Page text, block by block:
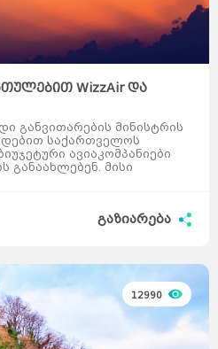
WizzAir და
განვითარების მინისტრის
საქართველოს
ავიაკომპანიები
განაახლებენ. მისი
გაზიარება
12990